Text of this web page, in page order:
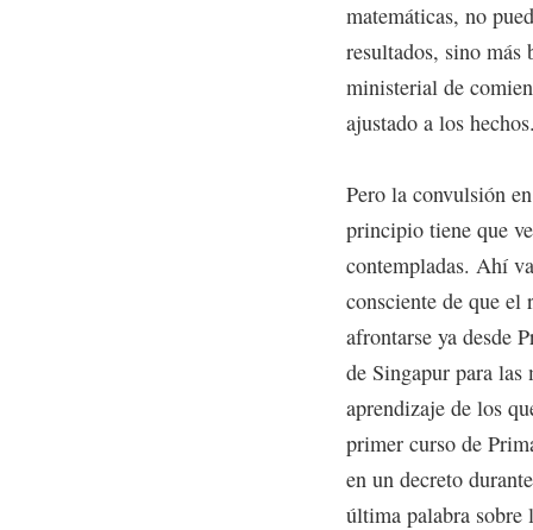
matemáticas, no
resultados, sino
ministerial de
ajustado a los
Pero la convulsión
principio tiene que
contempladas. Ahí
consciente de que el
afrontarse ya desde
de Singapur para las
aprendizaje de los
primer curso de
en un decreto
última palabra sobre